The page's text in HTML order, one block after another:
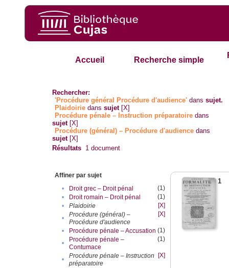
Accueil Recherche simple
Rechercher:
'Procédure général Procédure d'audience' danssujet.
Plaidoirie danssujet [X]
Procédure pénale – Instruction préparatoire dans
sujet [X]
Procédure (général) – Procédure d'audience dans
sujet [X]
Résultats 1 document
Affiner par sujet
•
Droit grec – Droit pénal
(1)
•
Droit romain – Droit pénal
(1)
•
Plaidoirie
[X]
•
Procédure (général) –
Procédure d'audience
[X]
• Procédure pénale – Accusation (1)
•
Procédure pénale –
Contumace
(1)
•
Procédure pénale – Instruction
préparatoire
[X]
1